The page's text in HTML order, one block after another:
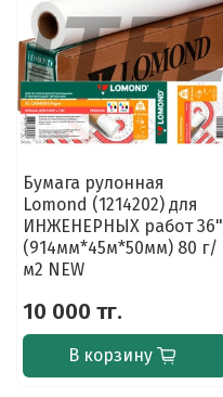
Бумага рулонная
Lomond (1214202) для
ИНЖЕНЕРНЫХ работ 36"
(914мм*45м*50мм) 80 г/
м2 NEW
10 000 тг.
В корзину